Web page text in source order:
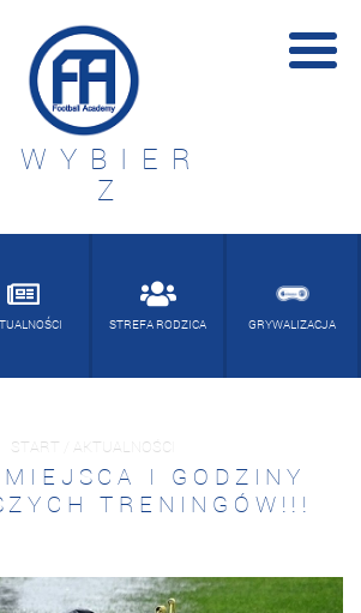
WYBIER
Z
STREFA RODZICA GRYWALIZACJA
START / AKTUALNOŚCI
I GODZINY
TRENINGÓW!!!